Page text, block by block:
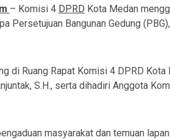
– Komisi 4 DPRD Kota Medan
Persetujuan Bangunan Gedung (PBG),
di Ruang Rapat Komisi 4 DPRD
S.H., serta dihadiri Anggota
masyarakat dan temuan